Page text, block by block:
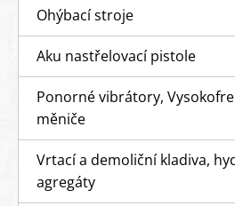
Ohýbací stroje
Aku nastřelovací pistole
Ponorné vibrátory,
měniče
Vrtací a demoliční kladiva,
agregáty